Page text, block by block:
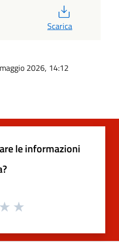
Scarica
2026, 14:12
le informazioni